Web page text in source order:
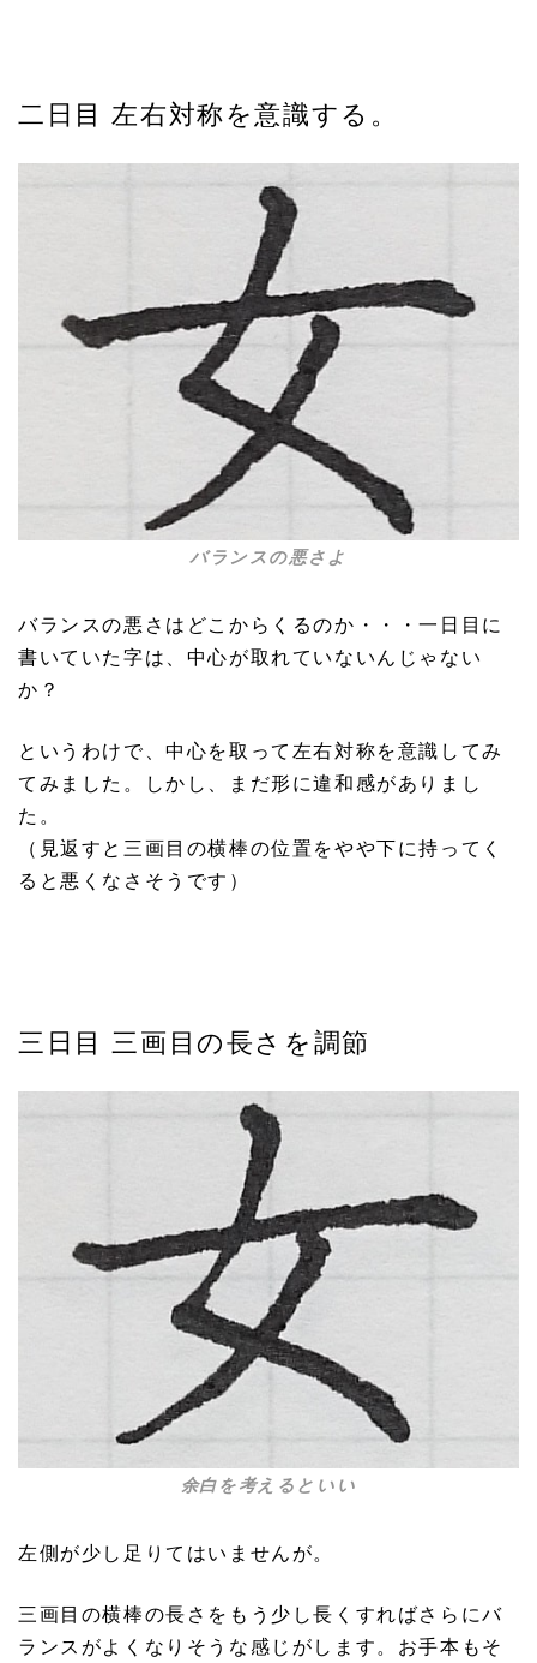
二日目 左右対称を意識する。
バランスの悪さよ
バランスの悪さはどこからくるのか・・・一日目に
書いていた字は、中心が取れていないんじゃない
か？
というわけで、中心を取って左右対称を意識してみ
てみました。しかし、まだ形に違和感がありまし
た。
（見返すと三画目の横棒の位置をやや下に持ってく
ると悪くなさそうです）
三日目 三画目の長さを調節
余白を考えるといい
左側が少し足りてはいませんが。
三画目の横棒の長さをもう少し長くすればさらにバ
ランスがよくなりそうな感じがします。お手本もそ